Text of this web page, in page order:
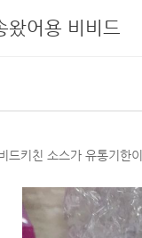
왔어용 비비드
드키친 소스가 유통기한